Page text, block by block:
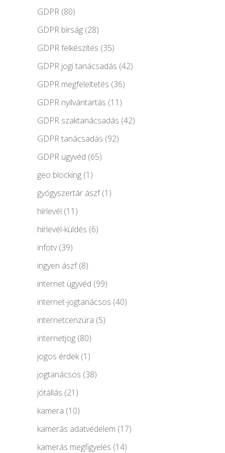
GDPR (80)
GDPR bírság (28)
GDPR felkészítés (35)
GDPR jogi tanácsadás (42)
GDPR megfeleltetés (36)
GDPR nyilvántartás (11)
GDPR szaktanácsadás (42)
GDPR tanácsadás (92)
GDPR ügyvéd (65)
geo blocking (1)
gyógyszertár ászf(1)
hírlevél (11)
hírlevél-küldés (6)
infotv(39)
ingyen ászf(8)
internet ügyvéd (99)
internet-jogtanácsos (40)
internetcenzúra (5)
internetjog (80)
jogos érdek(1)
jogtanácsos (38)
jótállás (21)
kamera (10)
kamerás adatvédelem (17)
kamerás megfigyelés (14)